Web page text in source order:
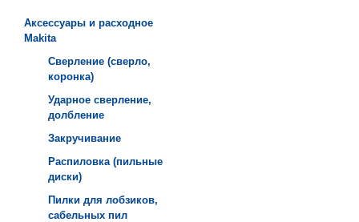
Аксессуары и расходное
Makita
Сверление (сверло,
коронка)
Ударное сверление,
долбление
Закручивание
Распиловка (пильные
диски)
Пилки для лобзиков,
сабельных пил